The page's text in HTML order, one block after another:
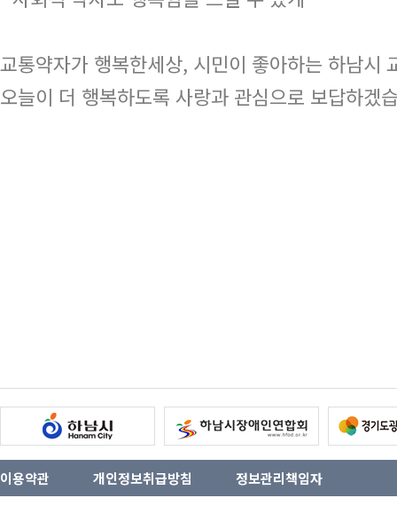
교통약자가 행복한세상, 시민이 좋아하는 하남시
오늘이 더 행복하도록 사랑과 관심으로 보답하겠
이용약관 개인정보취급방침 정보관리책임자